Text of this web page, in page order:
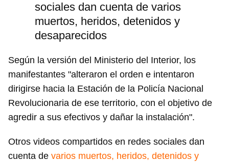
sociales dan cuenta de varios
muertos, heridos, detenidos y
desaparecidos
Según la versión del Ministerio del Interior, los
manifestantes "alteraron el orden e intentaron
dirigirse hacia la Estación de la Policía Nacional
Revolucionaria de ese territorio, con el objetivo de
agredir a sus efectivos y dañar la instalación".
Otros videos compartidos en redes sociales dan
cuenta de varios muertos, heridos, detenidos y